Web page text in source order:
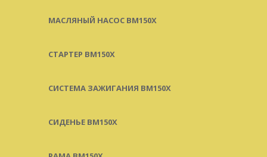
МАСЛЯНЫЙ НАСОС BM150X
СТАРТЕР BM150X
СИСТЕМА ЗАЖИГАНИЯ BM150X
СИДЕНЬЕ BM150X